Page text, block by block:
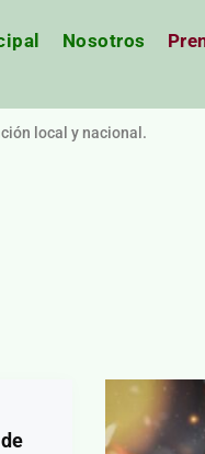
Nosotros
local y nacional.